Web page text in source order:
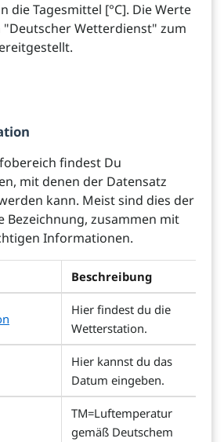
die Tagesmittel [°C]. Die Werte
Wetterdienst" zum
findest Du
mit denen der Datensatz
kann. Meist sind dies der
Bezeichnung, zusammen mit
Informationen.
Beschreibung
Hier findest du die
Wetterstation.
Hier kannst du das
Datum eingeben.
TM=Luftemperatur
gemäß Deutschem